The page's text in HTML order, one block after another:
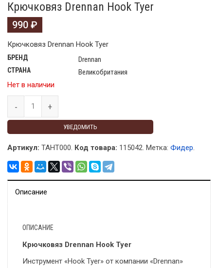
Крючковяз Drennan Hook Tyer
990 ₽
Крючковяз Drennan Hook Tyer
БРЕНД Drennan
СТРАНА
Великобритания
Нет в наличии
УВЕДОМИТЬ
Артикул: TAHT000. Код товара: 115042. Метка: Фидер.
Описание
ОПИСАНИЕ
Крючковяз Drennan Hook Tyer
Инструмент «Hook Tyer» от компании «Drennan»